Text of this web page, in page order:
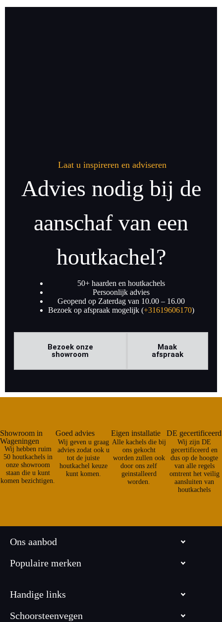
Laat u inspireren en adviseren
Advies nodig bij de
aanschaf van een
houtkachel?
50+ haarden en houtkachels
Persoonlijk advies
Geopend op Zaterdag van 10.00 – 16.00
Bezoek op afspraak mogelijk (+31619606170)
Bezoek onze
showroom
Maak
afspraak
Showroom in
Wageningen
Wij hebben ruim
50 houtkachels in
onze showroom
staan die u kunt
komen bezichtigen.
Goed advies
Wij geven u graag
advies zodat ook u
tot de juiste
houtkachel keuze
kunt komen.
Eigen installatie
Alle kachels die bij
ons gekocht
worden zullen ook
door ons zelf
geinstalleerd
worden.
DE gecertificeerd
Wij zijn DE
gecertificeerd en
dus op de hoogte
van alle regels
omtrent het veilig
aansluiten van
houtkachels
Ons aanbod
Populaire merken
Handige links
Schoorsteenvegen